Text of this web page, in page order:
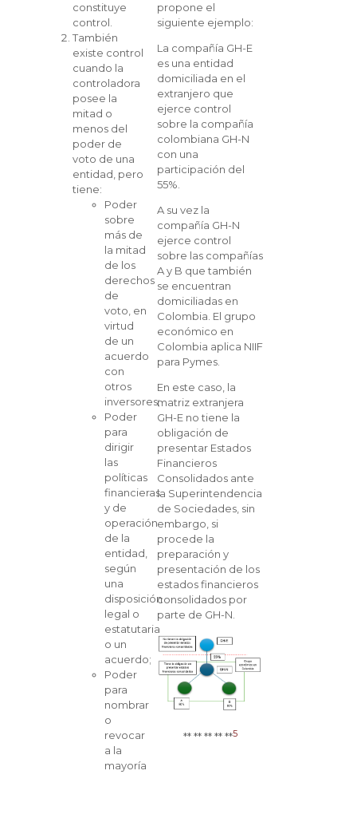
constituye
control.
También
existe control
cuando la
controladora
posee la
mitad o
menos del
poder de
voto de una
entidad, pero
tiene:
Poder
sobre
más de
la mitad
de los
derechos
de
voto, en
virtud
de un
acuerdo
con
otros
inversores;
Poder
para
dirigir
las
políticas
financieras
y de
operación
de la
entidad,
según
una
disposición
legal o
estatutaria
o un
acuerdo;
Poder
para
nombrar
o
revocar
a la
mayoría
propone el
siguiente ejemplo:
La compañía GH-E
es una entidad
domiciliada en el
extranjero que
ejerce control
sobre la compañía
colombiana GH-N
con una
participación del
55%.
A su vez la
compañía GH-N
ejerce control
sobre las compañías
A y B que también
se encuentran
domiciliadas en
Colombia. El grupo
económico en
Colombia aplica NIIF
para Pymes.
En este caso, la
matriz extranjera
GH-E no tiene la
obligación de
presentar Estados
Financieros
Consolidados ante
la Superintendencia
de Sociedades, sin
embargo, si
procede la
preparación y
presentación de los
estados financieros
consolidados por
parte de GH-N.
** ** ** ** **5